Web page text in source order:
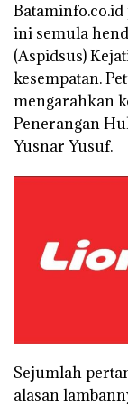
ini semula
(Aspidsus)
kesempatan.
mengarahkan
Penerangan
Yusnar Yusuf.
Sejumlah
alasan